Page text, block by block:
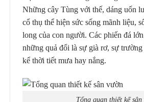
Những cây Tùng với thế, dáng uốn
cổ thụ thể hiện sức sống mãnh liệu,
long của con người. Các phiến đá
những quả đổi là sự già rơ, sự
kể thời tiết mưa hay nắng.
Tổng quan thiết kế sân